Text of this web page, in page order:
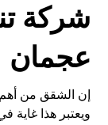
شركة
عجمان
إن الشقق من
ويعتبر هذا غاية